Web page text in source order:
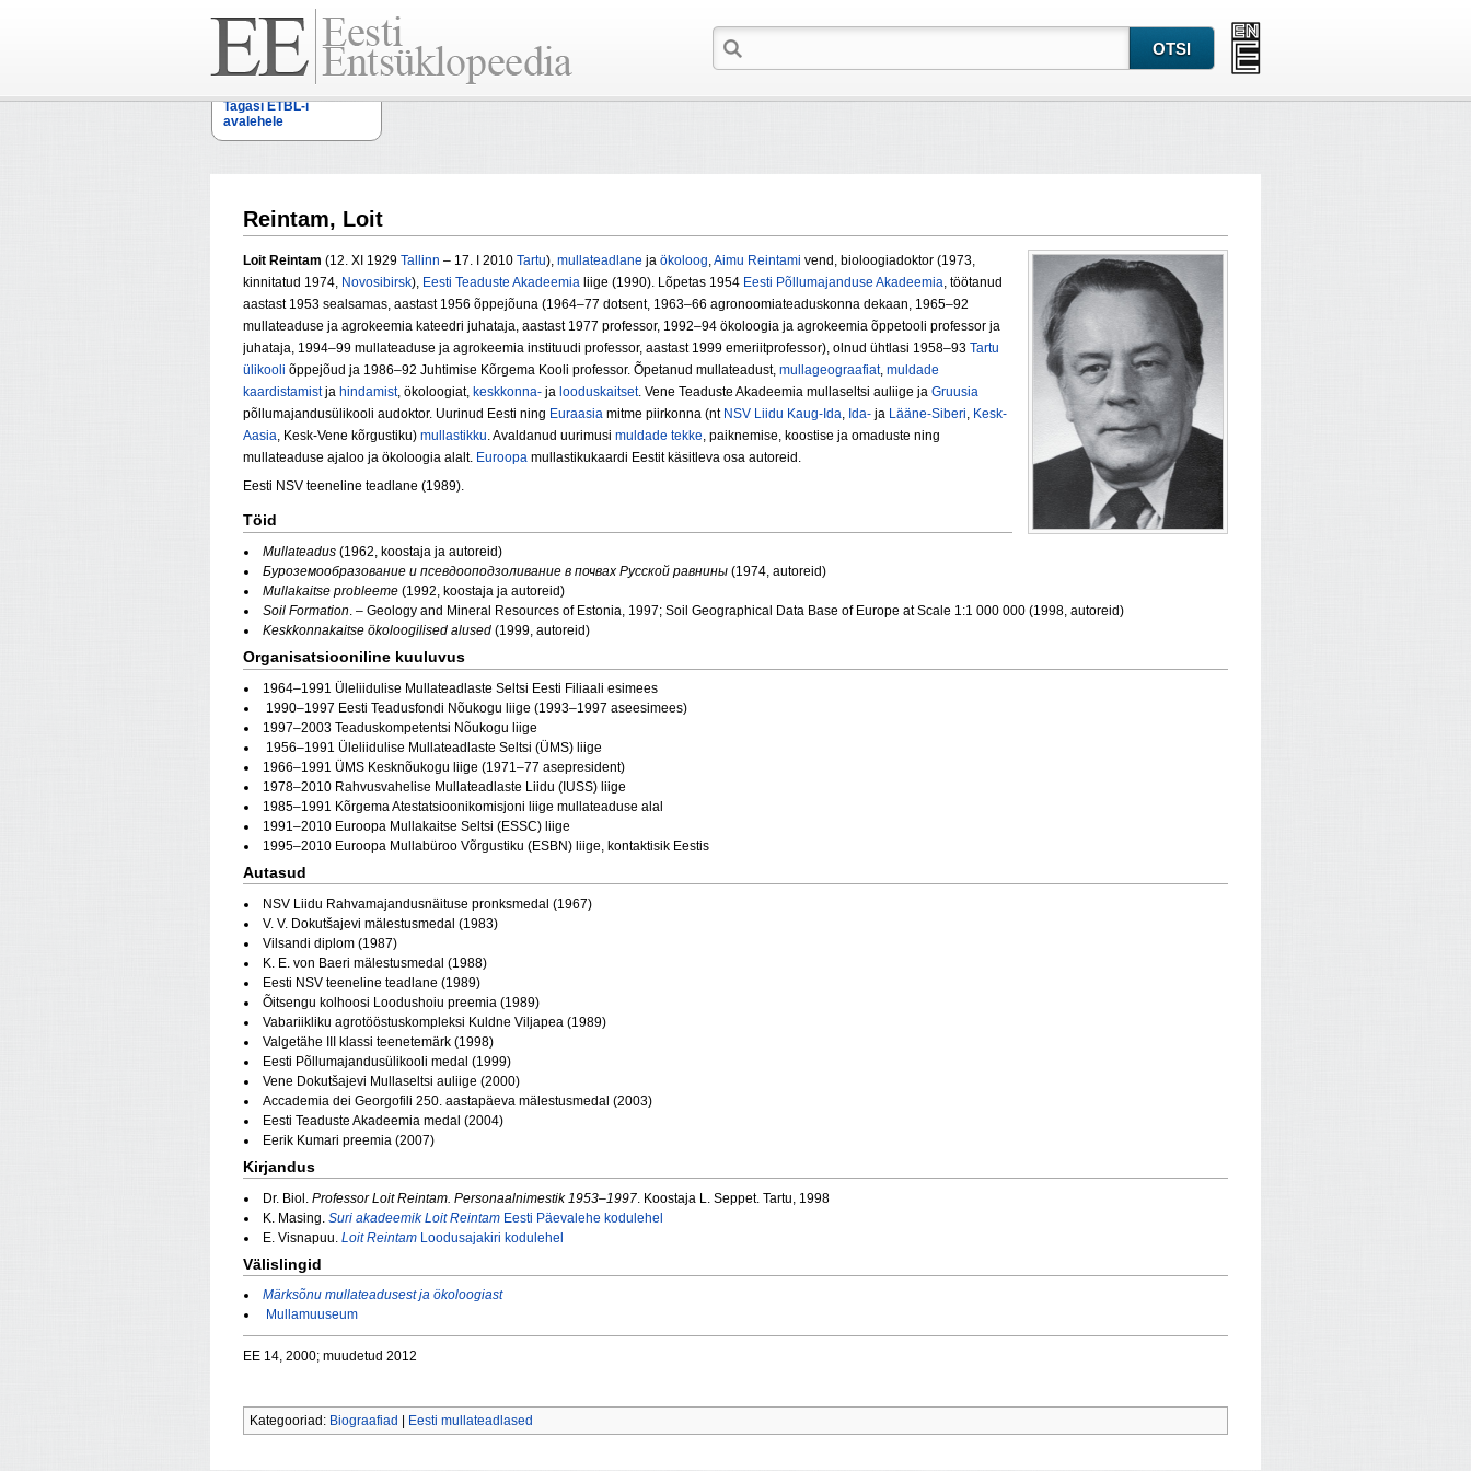
Tagasi ETBL-i
avalehele
Reintam, Loit
Loit Reintam (12. XI 1929 Tallinn – 17. I 2010 Tartu), mullateadlane ja ökoloog,Aimu Reintami vend, bioloogiadoktor (1973,
kinnitatud 1974, Novosibirsk), Eesti Teaduste Akadeemia liige (1990). Lõpetas 1954 Eesti Põllumajanduse Akadeemia, töötanud
aastast 1953 sealsamas, aastast 1956 õppejõuna (1964–77 dotsent, 1963–66 agronoomiateaduskonna dekaan, 1965–92
mullateaduse ja agrokeemia kateedri juhataja, aastast 1977 professor, 1992–94 ökoloogia ja agrokeemia õppetooli professor ja
juhataja, 1994–99 mullateaduse ja agrokeemia instituudi professor, aastast 1999 emeriitprofessor), olnud ühtlasi 1958–93 Tartu
ülikooli õppejõud ja 1986–92 Juhtimise Kõrgema Kooli professor. Õpetanud mullateadust, mullageograafiat, muldade
kaardistamistja hindamist, ökoloogiat, keskkonna- ja looduskaitset. Vene Teaduste Akadeemia mullaseltsi auliige ja Gruusia
põllumajandusülikooli audoktor. Uurinud Eesti ning Euraasia mitme piirkonna (nt NSV Liidu Kaug-Ida, Ida- ja Lääne-Siberi, Kesk-
Aasia, Kesk-Vene kõrgustiku) mullastikku. Avaldanud uurimusi muldade tekke, paiknemise, koostise ja omaduste ning
mullateaduse ajaloo ja ökoloogia alalt. Euroopa mullastikukaardi Eestit käsitleva osa autoreid.
Eesti NSV teeneline teadlane (1989).
Töid
Mullateadus (1962, koostaja ja autoreid)
Буроземообразование и псевдооподзоливание в почвах Русской равнины (1974, autoreid)
Mullakaitse probleeme (1992, koostaja ja autoreid)
Soil Formation. – Geology and Mineral Resources of Estonia, 1997; Soil Geographical Data Base of Europe at Scale 1:1 000 000 (1998, autoreid)
Keskkonnakaitse ökoloogilised alused (1999, autoreid)
Organisatsiooniline kuuluvus
1964–1991 Üleliidulise Mullateadlaste Seltsi Eesti Filiaali esimees
1990–1997 Eesti Teadusfondi Nõukogu liige (1993–1997 aseesimees)
1997–2003 Teaduskompetentsi Nõukogu liige
1956–1991 Üleliidulise Mullateadlaste Seltsi (ÜMS) liige
1966–1991 ÜMS Kesknõukogu liige (1971–77 asepresident)
1978–2010 Rahvusvahelise Mullateadlaste Liidu (IUSS) liige
1985–1991 Kõrgema Atestatsioonikomisjoni liige mullateaduse alal
1991–2010 Euroopa Mullakaitse Seltsi (ESSC) liige
1995–2010 Euroopa Mullabüroo Võrgustiku (ESBN) liige, kontaktisik Eestis
Autasud
NSV Liidu Rahvamajandusnäituse pronksmedal (1967)
V. V. Dokutšajevi mälestusmedal (1983)
Vilsandi diplom (1987)
K. E. von Baeri mälestusmedal (1988)
Eesti NSV teeneline teadlane (1989)
Õitsengu kolhoosi Loodushoiu preemia (1989)
Vabariikliku agrotööstuskompleksi Kuldne Viljapea (1989)
Valgetähe III klassi teenetemärk (1998)
Eesti Põllumajandusülikooli medal (1999)
Vene Dokutšajevi Mullaseltsi auliige (2000)
Accademia dei Georgofili 250. aastapäeva mälestusmedal (2003)
Eesti Teaduste Akadeemia medal (2004)
Eerik Kumari preemia (2007)
Kirjandus
Dr. Biol. Professor Loit Reintam. Personaalnimestik 1953–1997 . Koostaja L. Seppet. Tartu, 1998
K. Masing. Suri akadeemik Loit Reintam Eesti Päevalehe kodulehel
E. Visnapuu. Loit Reintam Loodusajakiri kodulehel
Välislingid
Märksõnu mullateadusest ja ökoloogiast
Mullamuuseum
EE 14, 2000; muudetud 2012
Kategooriad: Biograafiad Eesti mullateadlased